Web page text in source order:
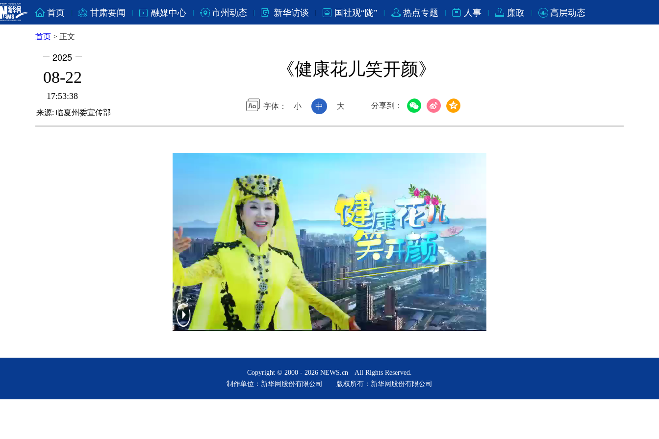
首页 甘肃要闻 融媒中心 市州动态 新华访谈 国社观“陇” 热点专题 人事 廉政 高层动态
首页 > 正文
2025
08-22
17:53:38
来源: 临夏州委宣传部
《健康花儿笑开颜》
字体： 小 中 大 分享到：
Copyright © 2000 - 2026 NEWS.cn All Rights Reserved.
制作单位：新华网股份有限公司 版权所有：新华网股份有限公司